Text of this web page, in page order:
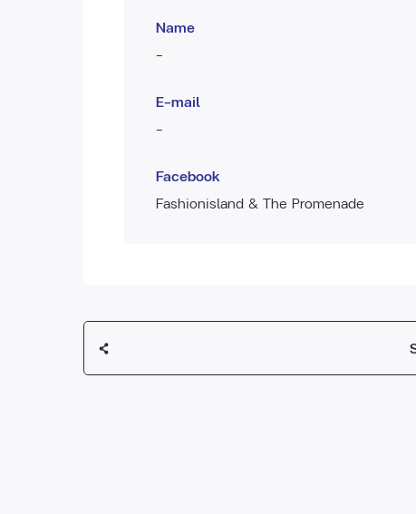
Name
-
E-mail
-
Facebook
Fashionisland & The Promenade